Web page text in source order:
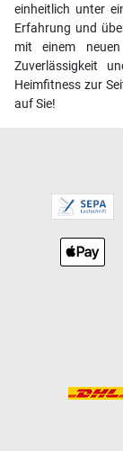
einheitlich unter
Erfahrung und
mit einem
Zuverlässigkeit
Heimfitness zur
auf Sie!